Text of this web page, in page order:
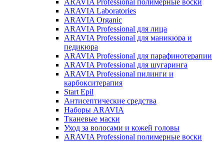
ARAVIA Professional полимерные воски
ARAVIA Laboratories
ARAVIA Organic
ARAVIA Professional для лица
ARAVIA Professional для маникюра и
педикюра
ARAVIA Professional для парафинотерапии
ARAVIA Professional для шугаринга
ARAVIA Professional пилинги и
карбокситерапия
Start Epil
Антисептические средства
Наборы ARAVIA
Тканевые маски
Уход за волосами и кожей головы
ARAVIA Professional полимерные воски